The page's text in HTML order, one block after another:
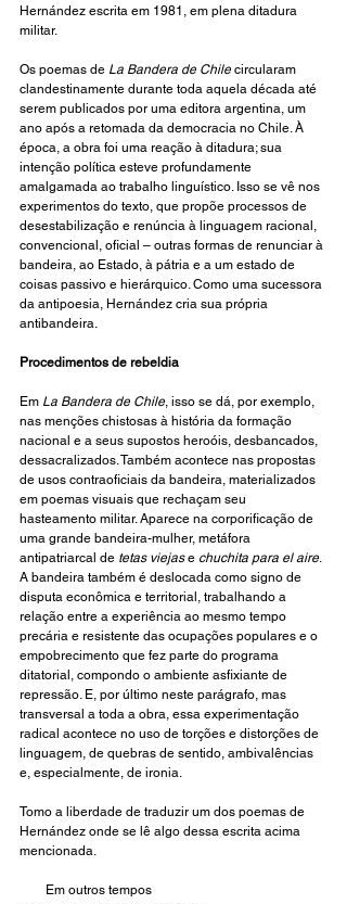
Hernández escrita em 1981, em plena ditadura
militar.
Os poemas de La Bandera de Chile circularam
clandestinamente durante toda aquela década até
serem publicados por uma editora argentina, um
ano após a retomada da democracia no Chile. À
época, a obra foi uma reação à ditadura; sua
intenção política esteve profundamente
amalgamada ao trabalho linguístico. Isso se vê nos
experimentos do texto, que propõe processos de
desestabilização e renúncia à linguagem racional,
convencional, oficial – outras formas de renunciar à
bandeira, ao Estado, à pátria e a um estado de
coisas passivo e hierárquico. Como uma sucessora
da antipoesia, Hernández cria sua própria
antibandeira.
Procedimentos de rebeldia
Em La Bandera de Chile, isso se dá, por exemplo,
nas menções chistosas à história da formação
nacional e a seus supostos heroóis, desbancados,
dessacralizados. Também acontece nas propostas
de usos contraoficiais da bandeira, materializados
em poemas visuais que rechaçam seu
hasteamento militar. Aparece na corporificação de
uma grande bandeira-mulher, metáfora
antipatriarcal de tetas viejas e chuchita para el aire.
A bandeira também é deslocada como signo de
disputa econômica e territorial, trabalhando a
relação entre a experiência ao mesmo tempo
precária e resistente das ocupações populares e o
empobrecimento que fez parte do programa
ditatorial, compondo o ambiente asfixiante de
repressão. E, por último neste parágrafo, mas
transversal a toda a obra, essa experimentação
radical acontece no uso de torções e distorções de
linguagem, de quebras de sentido, ambivalências
e, especialmente, de ironia.
Tomo a liberdade de traduzir um dos poemas de
Hernández onde se lê algo dessa escrita acima
mencionada.
Em outros tempos